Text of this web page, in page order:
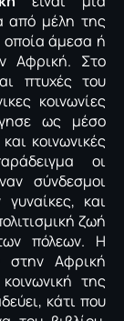
από μέλη της
οποία άμεσα ή
Αφρική. Στο
πτυχές του
κοινωνίες
ως μέσο
κοινωνικές
οι
σύνδεσμοι
και
ζωή
πόλεων. Η
στην Αφρική
της
κάτι που